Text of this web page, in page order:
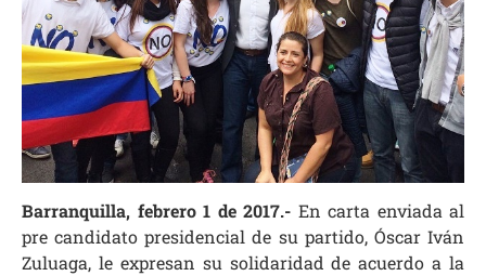
Barranquilla, febrero 1 de 2017.- En carta enviada al
pre candidato presidencial de su partido, Óscar Iván
Zuluaga, le expresan su solidaridad de acuerdo a la